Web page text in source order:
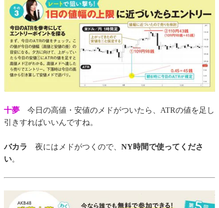
十夢 今日の高値・安値のメドがついたら、ATRの値を足し
引きすればいいんですね。
バカラ 夜にはメドがつくので、 NY時間で使ってくださ
い。